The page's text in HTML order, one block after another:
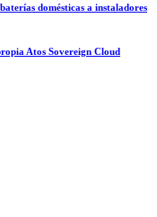
domésticas a instaladores
Atos Sovereign Cloud